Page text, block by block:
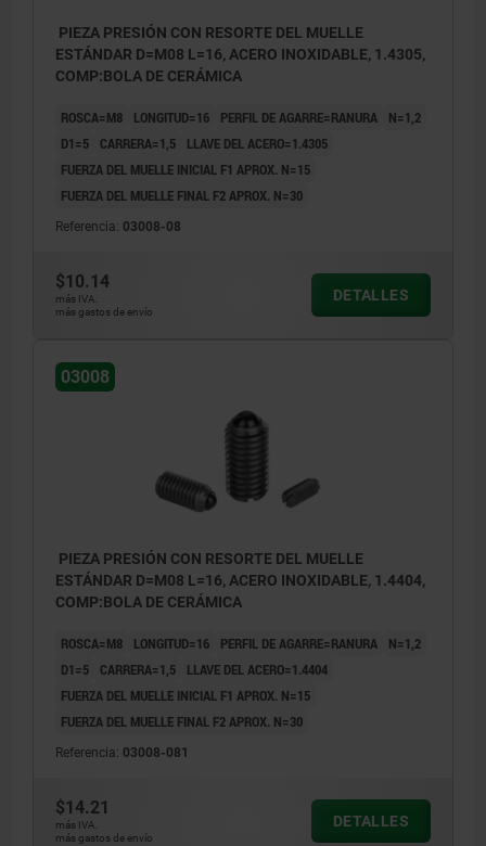
PIEZA PRESIÓN CON RESORTE DEL MUELLE
ESTÁNDAR D=M08 L=16, ACERO INOXIDABLE, 1.4305,
COMP:BOLA DE CERÁMICA
ROSCA=M8 LONGITUD=16 PERFIL DE AGARRE=RANURA
N=1,2
D1=5
CARRERA=1,5
LLAVE DEL ACERO=1.4305
FUERZA DEL MUELLE INICIAL F1 APROX. N=15
FUERZA DEL MUELLE FINAL F2 APROX. N=30
Referencia: 03008-08
$10.14
más IVA.
más gastos de envío
DETALLES
03008
PIEZA PRESIÓN CON RESORTE DEL MUELLE
ESTÁNDAR D=M08 L=16, ACERO INOXIDABLE, 1.4404,
COMP:BOLA DE CERÁMICA
ROSCA=M8 LONGITUD=16 PERFIL DE AGARRE=RANURA
N=1,2
D1=5
CARRERA=1,5
LLAVE DEL ACERO=1.4404
FUERZA DEL MUELLE INICIAL F1 APROX. N=15
FUERZA DEL MUELLE FINAL F2 APROX. N=30
Referencia: 03008-081
$14.21
más IVA.
más gastos de envío
DETALLES